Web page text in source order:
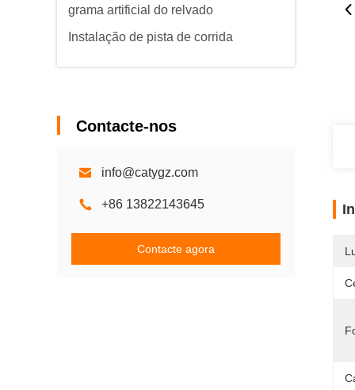
grama artificial do relvado
Instalação de pista de corrida
Contacte-nos
info@catygz.com
+86 13822143645
Contacte agora